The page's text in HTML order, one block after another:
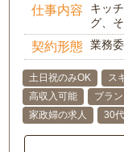
仕事内容
キッ
グ、
契約形態 業務
土日祝のみOK ス
高収入可能
ブラ
家政婦の求人
30